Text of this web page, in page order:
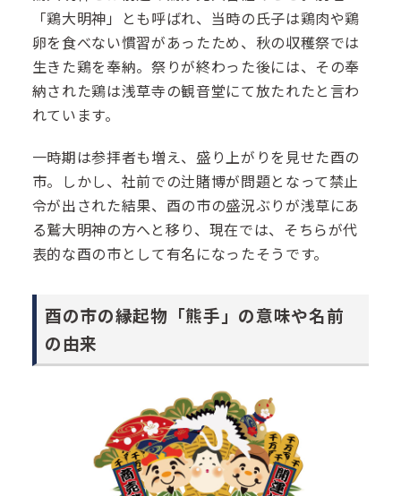
「鶏大明神」とも呼ばれ、当時の氏子は鶏肉や鶏
卵を食べない慣習があったため、秋の収穫祭では
生きた鶏を奉納。祭りが終わった後には、その奉
納された鶏は浅草寺の観音堂にて放たれたと言わ
れています。
一時期は参拝者も増え、盛り上がりを見せた酉の
市。しかし、社前での辻賭博が問題となって禁止
令が出された結果、酉の市の盛況ぶりが浅草にあ
る鷲大明神の方へと移り、現在では、そちらが代
表的な酉の市として有名になったそうです。
酉の市の縁起物「熊手」の意味や名前
の由来